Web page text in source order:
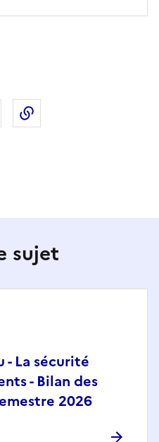
(anciennement Twitter)
sur LinkedIn
Partager par email
sujet
La sécurité
- Bilan des
2026